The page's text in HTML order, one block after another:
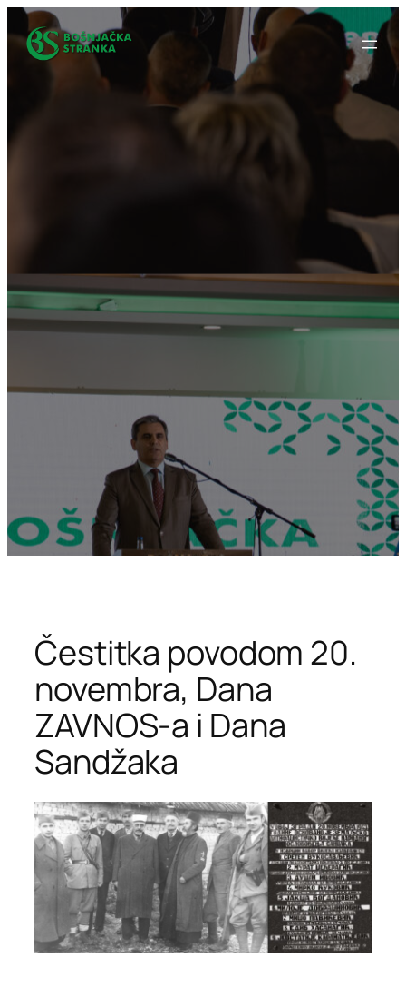
Idi
na
sadržaj
Čestitka povodom 20.
novembra, Dana
ZAVNOS-a i Dana
Sandžaka